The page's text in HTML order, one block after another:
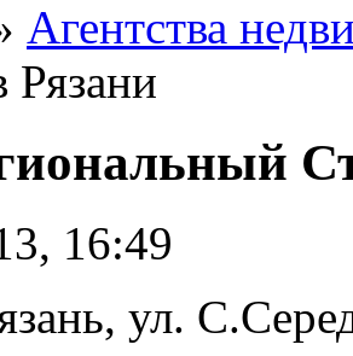
Агентства
Рязани
16:49
ул.